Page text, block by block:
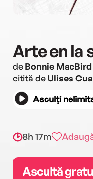
Arte en la
de Bonnie MacBird
citită de Ulises
Asculți
8h 17m
Ascultă